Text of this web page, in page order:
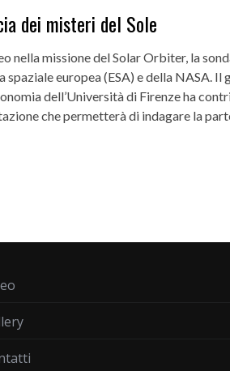
dei misteri del Sole
nella missione del Solar Orbiter, la
spaziale europea (ESA) e della NASA.
dell’Università di Firenze ha
che permetterà di indagare la